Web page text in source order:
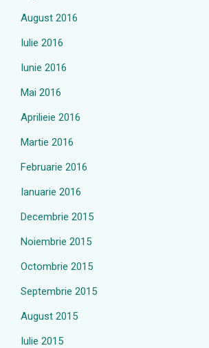
August 2016
Iulie 2016
Iunie 2016
Mai 2016
Aprilieie 2016
Martie 2016
Februarie 2016
Ianuarie 2016
Decembrie 2015
Noiembrie 2015
Octombrie 2015
Septembrie 2015
August 2015
Iulie 2015